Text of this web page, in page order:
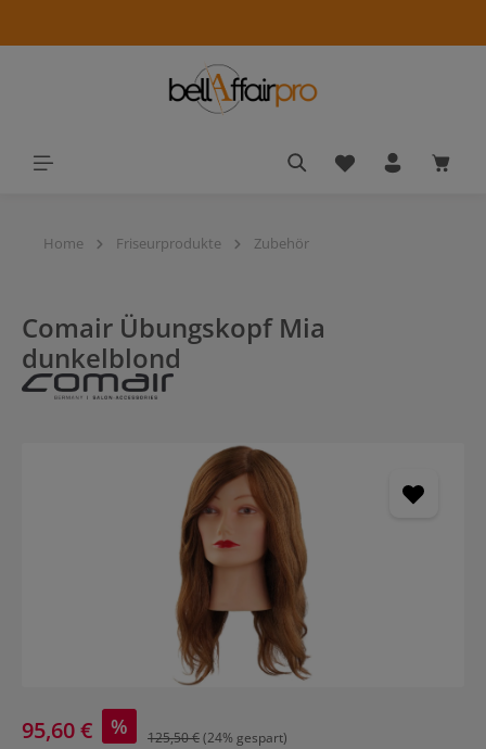
Du hast 0
Home Friseurprodukte Zubehör
Comair Übungskopf Mia
dunkelblond
Bildergalerie überspringen
95,60 € % 125,50 €(24% gespart)